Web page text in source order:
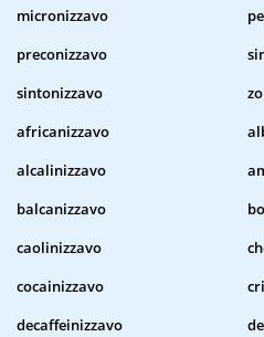
micronizzavo
preconizzavo
sintonizzavo
africanizzavo
alcalinizzavo
balcanizzavo
caolinizzavo
cocainizzavo
decaffeinizzavo